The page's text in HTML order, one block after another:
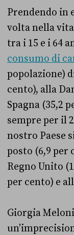
Prendendo in
volta nella
tra i 15 e i 64
consumo di
popolazione)
cento), alla
Spagna (35,2
sempre per il
nostro Paese
posto (6,9 per
Regno Unito
per cento) e
Giorgia